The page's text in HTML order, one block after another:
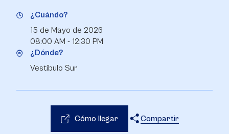
¿Cuándo?
15 de Mayo de 2026
08:00 AM - 12:30 PM
¿Dónde?
Vestíbulo Sur
Cómo llegar
Compartir